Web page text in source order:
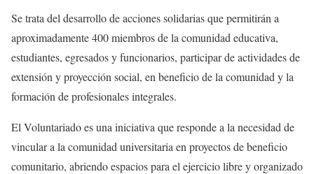
Se trata del desarrollo de acciones solidarias que permitirán a
aproximadamente 400 miembros de la comunidad educativa,
estudiantes, egresados y funcionarios, participar de actividades de
extensión y proyección social, en beneficio de la comunidad y la
formación de profesionales integrales.
El Voluntariado es una iniciativa que responde a la necesidad de
vincular a la comunidad universitaria en proyectos de beneficio
comunitario, abriendo espacios para el ejercicio libre y organizado